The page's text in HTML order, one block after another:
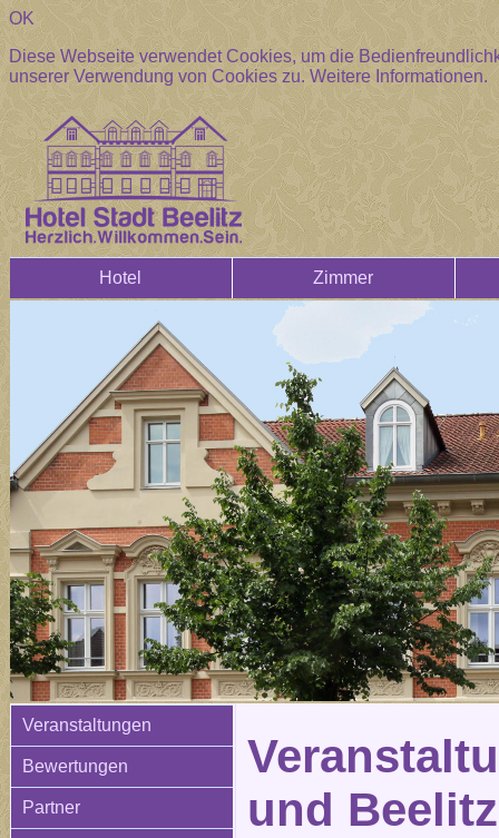
OK
Diese Webseite verwendet Cookies, um die
unserer Verwendung von Cookies zu.Weitere Informationen.
Hotel Zimmer
Veranstaltungen
Bewertungen
Partner
und